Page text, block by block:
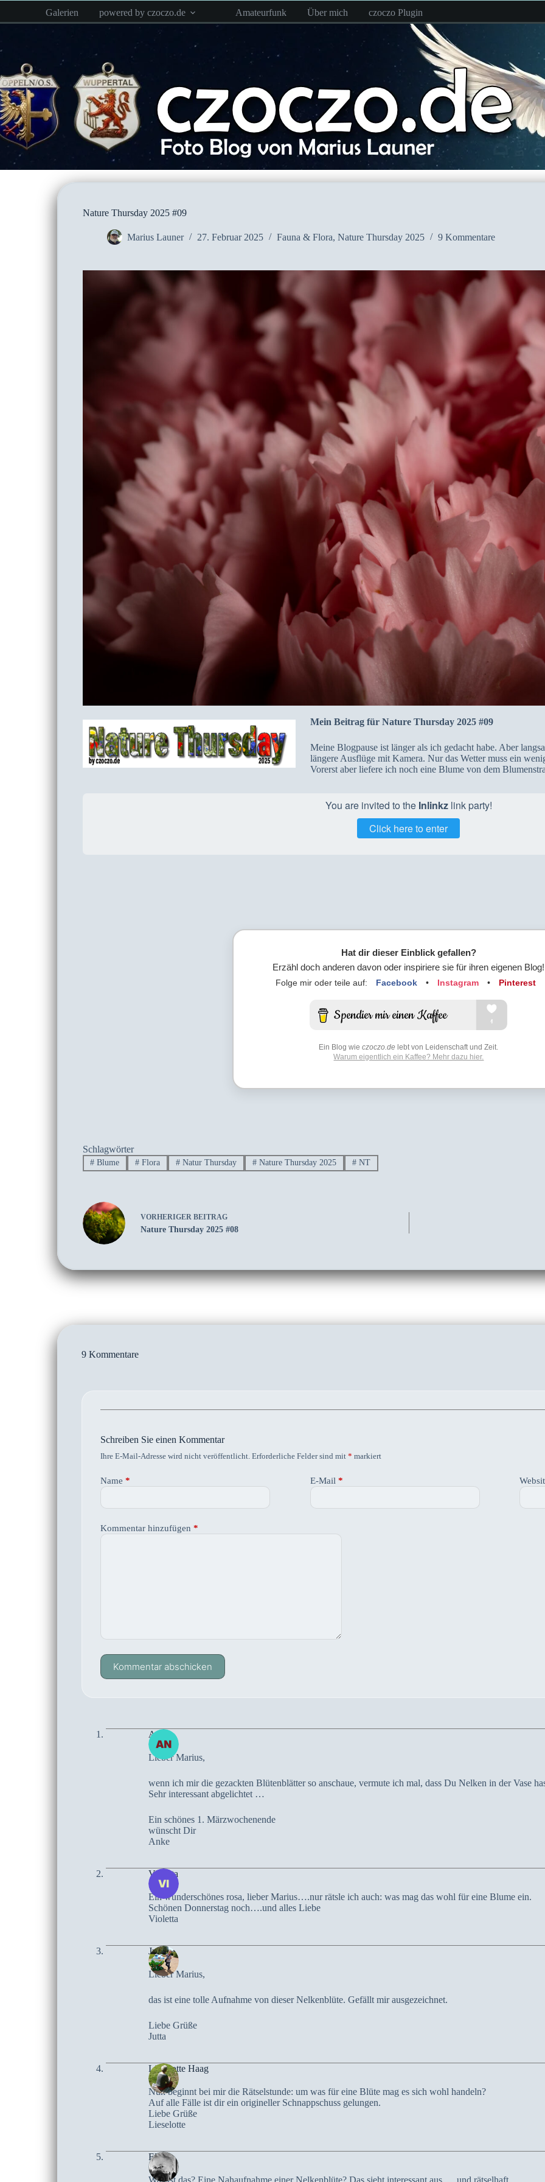
springen
Galerien powered by czoczo.de Amateurfunk Über mich czoczo Plugin
Nature Thursday 2025 #09
Marius Launer 27. Februar 2025 Fauna & Flora, Nature Thursday 2025 9 Kommentare
Mein Beitrag für Nature Thursday 2025 #09
Meine Blogpause ist länger als ich gedacht habe. Aber
längere Ausflüge mit Kamera. Nur das Wetter muss ein
Vorerst aber liefere ich noch eine Blume von dem
You are invited to the Inlinkzlink party!
Click here to enter
Hat dir dieser Einblick gefallen?
Erzähl doch anderen davon oder inspiriere sie für ihren eigenen Blog!
Folge mir oder teile auf: Facebook • Instagram • Pinterest
Ein Blog wieczoczo.de lebt von Leidenschaft und Zeit.
Warum eigentlich ein Kaffee? Mehr dazu hier.
Schlagwörter
# Blume # Flora # Natur Thursday #Nature Thursday 2025 #NT
VORHERIGER BEITRAG
Nature Thursday 2025 #08
9 Kommentare
Schreiben Sie einen Kommentar
Ihre E-Mail-Adresse wird nicht veröffentlicht. Erforderliche Felder sind mit * markiert
Name * E-Mail *
Kommentar hinzufügen *
Kommentar abschicken
Anke
Lieber Marius,
wenn ich mir die gezackten Blütenblätter so anschaue, vermute ich mal, dass Du Nelken in der Vase
Sehr interessant abgelichtet …
Ein schönes 1. Märzwochenende
wünscht Dir
Anke
Violetta
Ein wunderschönes rosa, lieber Marius….nur rätsle ich auch: was mag das wohl für eine Blume ein.
Schönen Donnerstag noch….und alles Liebe
Violetta
Jutta
Lieber Marius,
das ist eine tolle Aufnahme von dieser Nelkenblüte. Gefällt mir ausgezeichnet.
Liebe Grüße
Jutta
Lieselotte Haag
Nun beginnt bei mir die Rätselstunde: um was für eine Blüte mag es sich wohl handeln?
Auf alle Fälle ist dir ein origineller Schnappschuss gelungen.
Liebe Grüße
Lieselotte
Elke
Was ist das? Eine Nahaufnahme einer Nelkenblüte? Das sieht interessant aus … und rätselhaft.